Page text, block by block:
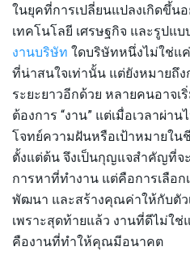
ในยุคที่การเปลี่ยนแปลงเกิดขึ้น
เทคโนโลยี เศรษฐกิจ และรูปแ
งานบริษัท ใดบริษัทหนึ่งไม่ใช่แ
ที่น่าสนใจเท่านั้น แต่ยังหมายถึ
ระยะยาวอีกด้วย หลายคนอาจเ
ต้องการ “งาน” แต่เมื่อเวลาผ่
โจทย์ความฝันหรือเป้าหมายใน
ตั้งแต่ต้น จึงเป็นกุญแจสำคัญที่จ
การหาที่ทำงาน แต่คือการเลือ
พัฒนา และสร้างคุณค่าให้กับตัว
เพราะสุดท้ายแล้ว งานที่ดีไม่ใ
คืองานที่ทำให้คุณมีอนาคต